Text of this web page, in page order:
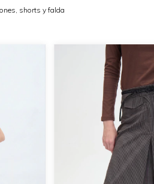
shorts y falda